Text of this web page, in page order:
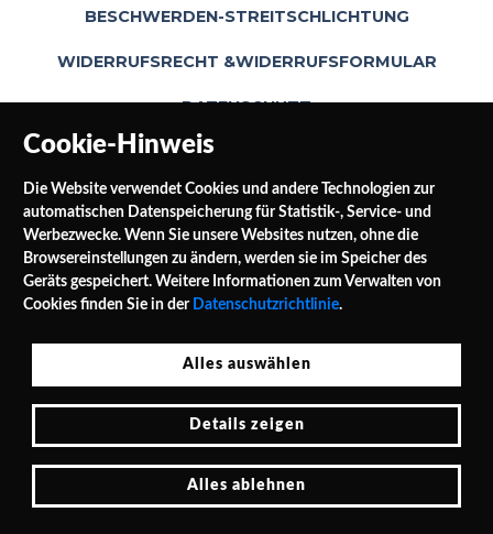
Cookie-Hinweis
Die Website verwendet Cookies und andere Technologien zur
automatischen Datenspeicherung für Statistik-, Service- und
Werbezwecke. Wenn Sie unsere Websites nutzen, ohne die
Browsereinstellungen zu ändern, werden sie im Speicher des
Geräts gespeichert. Weitere Informationen zum Verwalten von
Cookies finden Sie in der Datenschutzrichtlinie.
Alles auswählen
Details zeigen
Alles ablehnen
BESCHWERDEN-STREITSCHLICHTUNG
WIDERRUFSRECHT &WIDERRUFSFORMULAR
DATENSCHUTZ
SOCIAL MEDIA
Jałowocowa Str. 3
PL 62-040 Puszczykowo Polen / Polska
E-Mail: shop@leinwande24.de